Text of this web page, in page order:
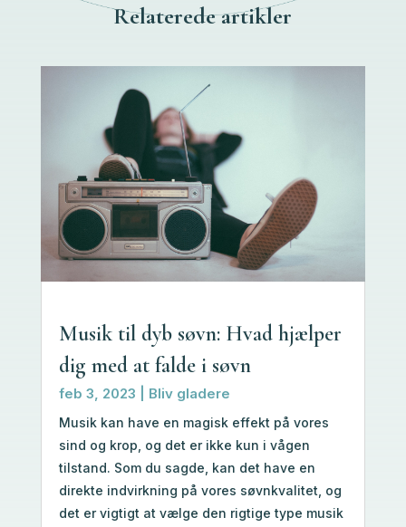
Relaterede artikler
Musik til dyb søvn: Hvad hjælper
dig med at falde i søvn
feb 3, 2023 Bliv gladere
Musik kan have en magisk effekt på vores
sind og krop, og det er ikke kun i vågen
tilstand. Som du sagde, kan det have en
direkte indvirkning på vores søvnkvalitet, og
det er vigtigt at vælge den rigtige type musik